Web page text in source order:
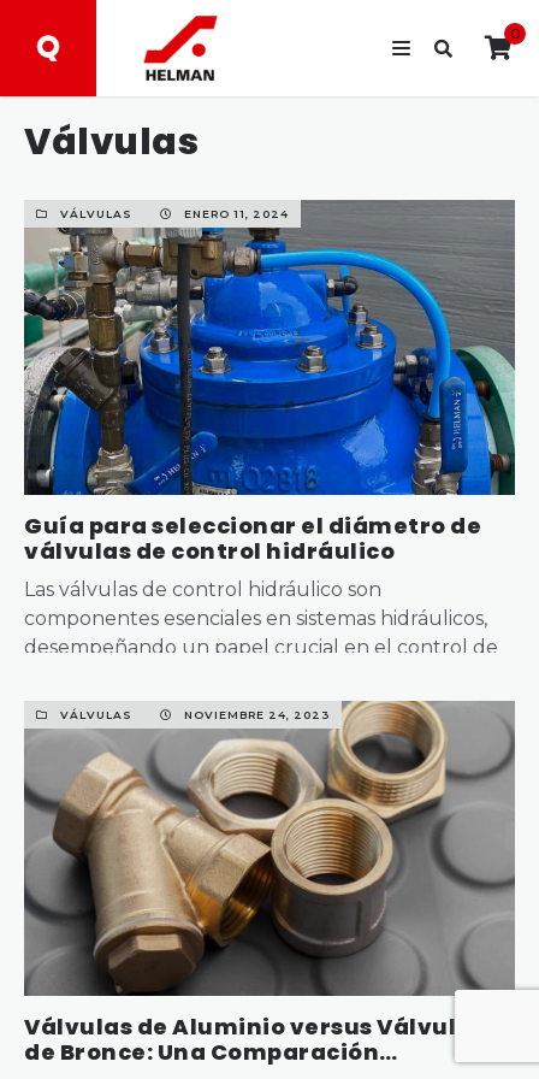
0
Válvulas
VÁLVULAS ENERO 11, 2024
Guía para seleccionar el diámetro de
válvulas de control hidráulico
Las válvulas de control hidráulico son
componentes esenciales en sistemas hidráulicos,
desempeñando un papel crucial en el control de
READ MORE
VÁLVULAS NOVIEMBRE 24, 2023
Válvulas de Aluminio versus Válvulas
de Bronce: Una Comparación